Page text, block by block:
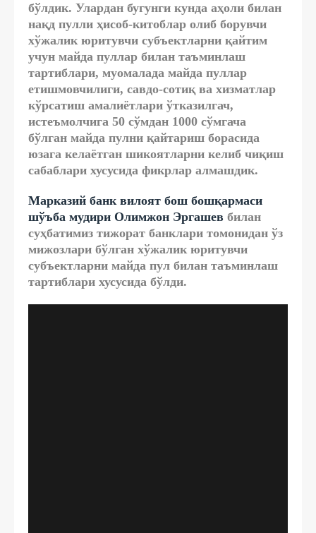
бўлдик. Улардан бугунги кунда аҳоли билан
нақд пулли ҳисоб-китоблар олиб борувчи
хўжалик юритувчи субъектларни қайтим
учун майда пуллар билан таъминлаш
тартиблари, муомалада майда пуллар
етишмовчилиги, савдо-сотиқ ва хизматлар
кўрсатиш амалиётлари ўтказилгач,
истеъмолчига 50 сўмдан 1000 сўмгача
бўлган майда пулни қайтариш борасида
юзага келаётган шикоятларни келиб чиқиш
сабаблари хусусида фикрлар алмашдик.
Марказий банк вилоят бош бошқармаси
шўъба мудири Олимжон Эргашев билан
суҳбатимиз тижорат банклари томонидан ўз
мижозлари бўлган хўжалик юритувчи
субъектларни майда пул билан таъминлаш
тартиблари хусусида бўлди.